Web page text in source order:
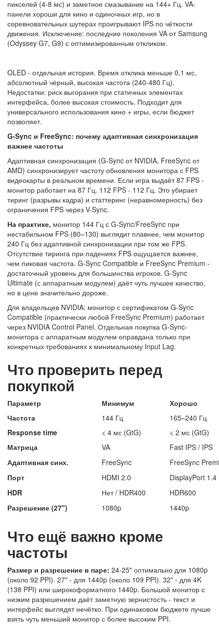
пикселей (4-8 мс) и заметное смазывание на 144+ Гц. VA-
панели хороши для кино и одиночных игр, но в
соревновательных шутерах проигрывают IPS по чёткости
движения. Исключение: последние поколения VA от Samsung
(Odyssey G7, G9) с оптимизированным откликом.
OLED - отдельная история. Время отклика меньше 0,1 мс,
абсолютный чёрный, высокая частота (240-480 Гц).
Недостатки: риск выгорания при статичных элементах
интерфейса, более высокая стоимость. Подходит для
универсального использования кино + игры, если бюджет
позволяет.
G-Sync и FreeSync: почему адаптивная синхронизация
важнее частоты
Адаптивная синхронизация (G-Sync от NVIDIA, FreeSync от
AMD) синхронизирует частоту обновления монитора с FPS
видеокарты в реальном времени. Если игра выдаёт 87 FPS -
монитор работает на 87 Гц. 112 FPS - 112 Гц. Это убирает
тиринг (разрывы кадра) и статтеринг (неравномерность) без
ограничения FPS через V-Sync.
На практике, монитор 144 Гц с G-Sync/FreeSync при
нестабильном FPS (80–130) выглядит плавнее, чем монитор
240 Гц без адаптивной синхронизации при том же FPS.
Отсутствие тиринга при падениях FPS ощущается важнее,
чем пиковая частота. G-Sync Compatible и FreeSync Premium -
достаточный уровень для большинства игроков. G-Sync
Ultimate (с аппаратным модулем) даёт чуть лучшее качество,
но в цене значительно дороже.
Для владельцев NVIDIA: монитор с сертификатом G-Sync
Compatible (практически любой FreeSync Premium) работает
через NVIDIA Control Panel. Отдельная покупка G-Sync-
монитора с аппаратным модулем оправдана только при
конкретных требованиях к минимальному Input Lag.
Что проверить перед
покупкой
Параметр Минимум
Хорошо
Частота
144 Гц
165–240 Гц
Response time
< 4 мс (GtG)
< 2 мс (GtG)
Матрица
VA
Fast IPS / IPS
Адаптивная синх.
FreeSync
FreeSync
Порт
HDMI 2.0
DisplayPort 1.4
HDR
Нет / HDR400
HDR600
Разрешение (27")
1080p 1440p
Что ещё важно кроме
частоты
Размер и разрешение в паре: 24-25" оптимально для 1080p
(около 92 PPI). 27" - для 1440p (около 109 PPI). 32" - для 4K
(138 PPI) или широкоформатного 1440p. Большой монитор с
низким разрешением даёт заметную зернистость - текст и
интерфейс выглядят нечётко. При одинаковом бюджете лучше
взять чуть меньший монитор с более высоким PPI.